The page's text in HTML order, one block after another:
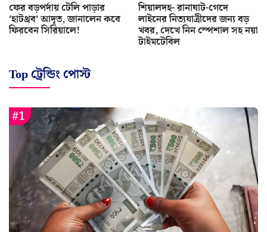
ফের বড়পর্দায় টেলি পাড়ার
‘হাটথ্রব’ আদৃত, জানালেন কবে
ফিরবেন সিরিয়ালে!
শিয়ালদহ- রানাঘাট-গেদে
লাইনের নিত্যযাত্রীদের জন্য বড়
খবর, দেখে নিন স্পেশাল সহ নয়া
টাইমটেবিল
Top ট্রেন্ডিং পোস্ট